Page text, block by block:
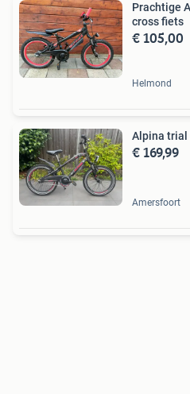
Prachtige
cross fiets
€ 105,00
Helmond
Alpina trial
€ 169,99
Amersfoort